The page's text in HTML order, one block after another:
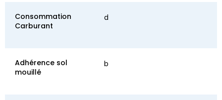
Consommation
Carburant
d
Adhérence sol
mouillé
b